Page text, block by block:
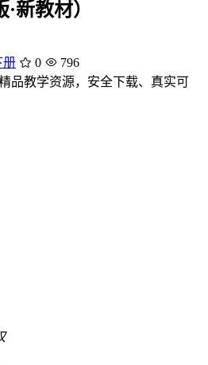
新教材）
册 0
796
品教学资源，安全下载、真实可